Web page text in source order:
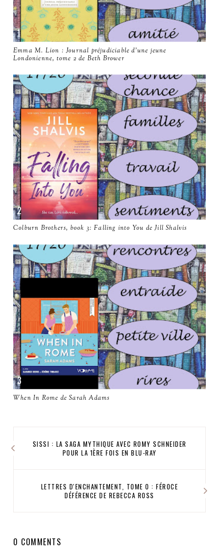
Emma M. Lion : Journal préjudiciable d'une jeune
Londonienne, tome 2 de Beth Brower
Colburn Brothers, book 3: Falling into You de Jill Shalvis
When In Rome de Sarah Adams
SISSI : LA SAGA MYTHIQUE AVEC ROMY SCHNEIDER
POUR LA 1ÈRE FOIS EN BLU-RAY
LETTRES D'ENCHANTEMENT, TOME 0 : FÉROCE
DÉFÉRENCE DE REBECCA ROSS
0 COMMENTS